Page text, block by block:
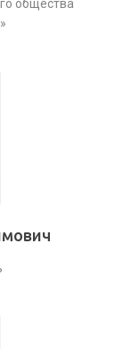
общества